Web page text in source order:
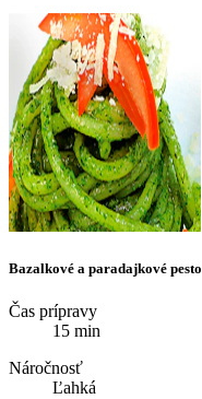
Bazalkové a paradajkové pesto
Čas prípravy
15 min
Náročnosť
Ľahká